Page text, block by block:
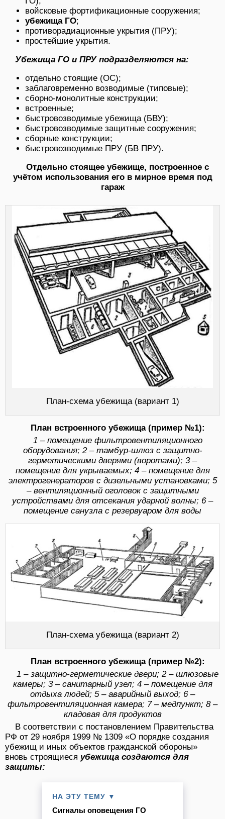
войсковые фортификационные сооружения;
убежища ГО;
противорадиационные укрытия (ПРУ);
простейшие укрытия.
Убежища ГО и ПРУ подразделяются на:
отдельно стоящие (ОС);
заблаговременно возводимые (типовые);
сборно-монолитные конструкции;
встроенные;
быстровозводимые убежища (БВУ);
быстровозводимые защитные сооружения;
сборные конструкции;
быстровозводимые ПРУ (БВ ПРУ).
Отдельно стоящее убежище, построенное с
учётом использования его в мирное время под
гараж
План-схема убежища (вариант 1)
План встроенного убежища (пример №1):
1 – помещение фильтровентиляционного
оборудования; 2 – тамбур-шлюз с защитно-
герметическими дверями (воротами); 3 –
помещение для укрываемых; 4 – помещение для
электрогенераторов с дизельными установками; 5
– вентиляционный оголовок с защитными
устройствами для отсекания ударной волны; 6 –
помещение санузла с резервуаром для воды
План-схема убежища (вариант 2)
План встроенного убежища (пример №2):
1 – защитно-герметические двери; 2 – шлюзовые
камеры; 3 – санитарный узел; 4 – помещение для
отдыха людей; 5 – аварийный выход; 6 –
фильтровентиляционная камера; 7 – медпункт; 8 –
кладовая для продуктов
В соответствии с постановлением Правительства
РФ от 29 ноября 1999 № 1309 «О порядке создания
убежищ и иных объектов гражданской обороны»
вновь строящиеся убежища создаются для
защиты:
НА ЭТУ ТЕМУ ▼
Сигналы оповещения ГО